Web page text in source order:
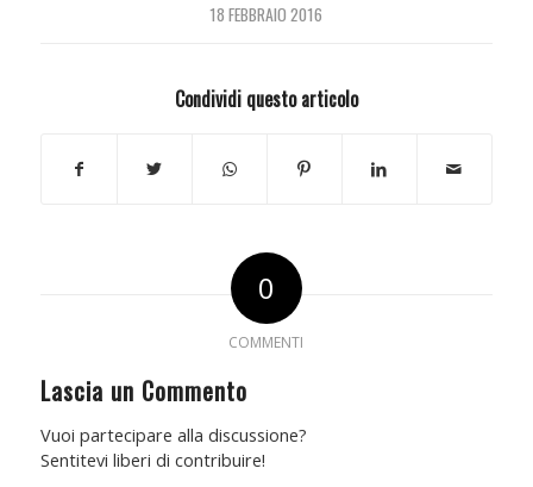
18 FEBBRAIO 2016
Condividi questo articolo
0
COMMENTI
Lascia un Commento
Vuoi partecipare alla discussione?
Sentitevi liberi di contribuire!